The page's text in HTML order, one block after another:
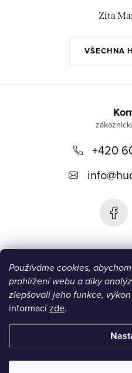
Používáme cookies,
prohlížení webu a díky
zlepšovali jeho funkce,
informacízde.
VŠECHNA
Zita
+420
info@
Informace
Blog
Instagram
Copyright 2026